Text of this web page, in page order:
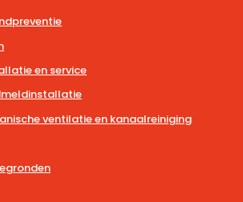
en service
ventilatie en kanaalreiniging